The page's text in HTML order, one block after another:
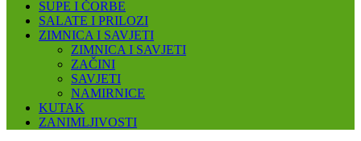
SUPE I ČORBE
SALATE I PRILOZI
ZIMNICA I SAVJETI
ZIMNICA I SAVJETI
ZAČINI
SAVJETI
NAMIRNICE
KUTAK
ZANIMLJIVOSTI